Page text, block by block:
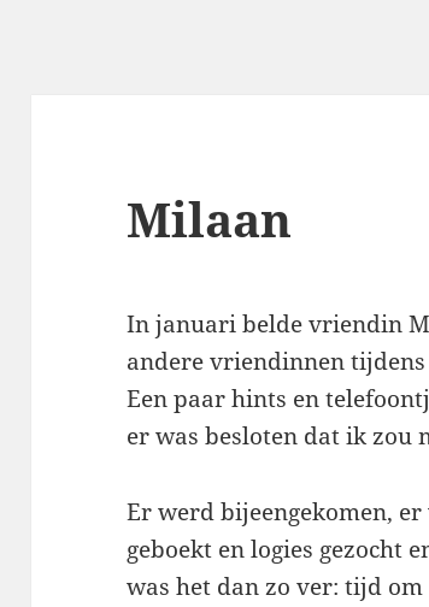
Milaan
In januari belde vriendin
andere vriendinnen
Een paar hints en
er was besloten dat ik zou
Er werd bijeengekomen,
geboekt en logies gezocht
was het dan zo ver: tijd